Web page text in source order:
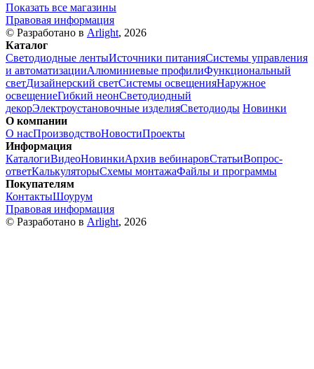
Показать все магазины
Правовая информация
© Разработано в Arlight, 2026
Каталог
Светодиодные лентыИсточники питанияСистемы управления
и автоматизацииАлюминиевые профилиФункциональный
светДизайнерский светСистемы освещенияНаружное
освещениеГибкий неонСветодиодный
декорЭлектроустановочные изделияСветодиоды Новинки
О компании
О насПроизводствоНовостиПроекты
Информация
КаталогиВидеоНовинкиАрхив вебинаровСтатьиВопрос-
ответКалькуляторыСхемы монтажаФайлы и программы
Покупателям
КонтактыШоурум
Правовая информация
© Разработано в Arlight, 2026